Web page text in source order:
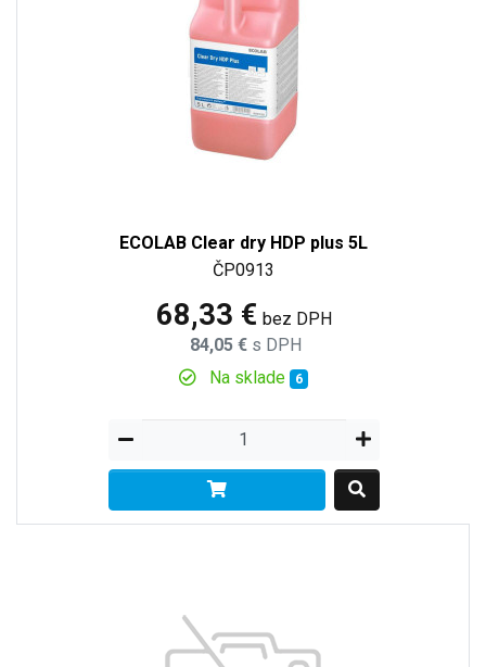
ECOLAB Clear dry HDP plus 5L
ČP0913
68,33 € bez DPH
84,05 € s DPH
Na sklade 6